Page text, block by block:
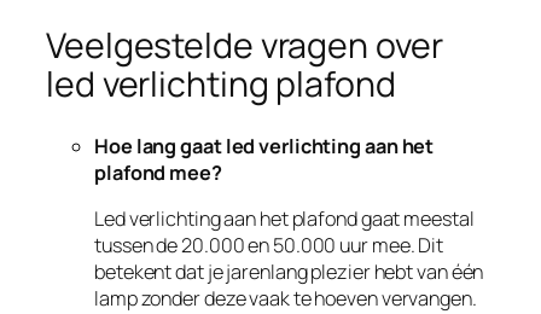
Veelgestelde vragen over
led verlichting plafond
Hoe lang gaat led verlichting aan het
plafond mee?
Led verlichting aan het plafond gaat meestal
tussen de 20.000 en 50.000 uur mee. Dit
betekent dat je jarenlang plezier hebt van één
lamp zonder deze vaak te hoeven vervangen.